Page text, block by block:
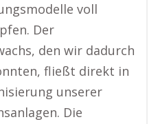
voll
Der
den wir dadurch
fließt direkt in
unserer
Die